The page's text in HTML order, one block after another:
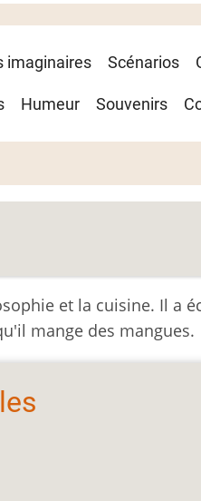
imaginaires Scénarios
Humeur Souvenirs
et la cuisine. Il a
mange des mangues.